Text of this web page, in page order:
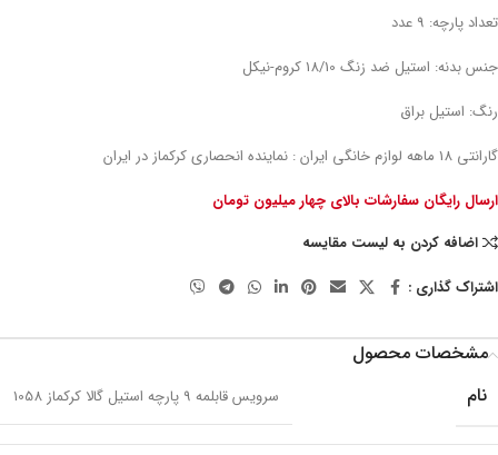
تعداد پارچه: 9 عدد
جنس بدنه: استیل ضد زنگ 18/10 کروم-نیکل
رنگ: استیل براق
گارانتی 18 ماهه لوازم خانگی ایران : نماینده انحصاری کرکماز در ایران
ارسال رایگان سفارشات بالای چهار میلیون تومان
اضافه کردن به لیست مقایسه
اشتراک گذاری :
مشخصات محصول
نام
سرویس قابلمه 9 پارچه استیل گالا کرکماز 1058